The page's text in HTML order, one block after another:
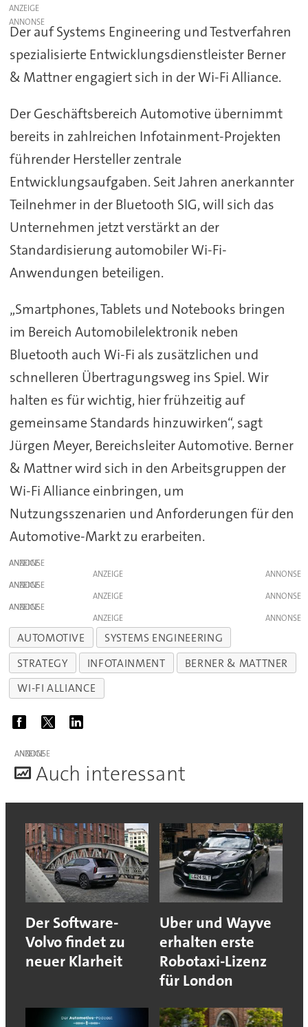
ANZEIGE
Der auf Systems Engineering und Testverfahren
spezialisierte Entwicklungsdienstleister Berner
& Mattner engagiert sich in der Wi-Fi Alliance.
Der Geschäftsbereich Automotive übernimmt
bereits in zahlreichen Infotainment-Projekten
führender Hersteller zentrale
Entwicklungsaufgaben. Seit Jahren anerkannter
Teilnehmer in der Bluetooth SIG, will sich das
Unternehmen jetzt verstärkt an der
Standardisierung automobiler Wi-Fi-
Anwendungen beteiligen.
„Smartphones, Tablets und Notebooks bringen
im Bereich Automobilelektronik neben
Bluetooth auch Wi-Fi als zusätzlichen und
schnelleren Übertragungsweg ins Spiel. Wir
halten es für wichtig, hier frühzeitig auf
gemeinsame Standards hinzuwirken“, sagt
Jürgen Meyer, Bereichsleiter Automotive. Berner
& Mattner wird sich in den Arbeitsgruppen der
Wi-Fi Alliance einbringen, um
Nutzungsszenarien und Anforderungen für den
Automotive-Markt zu erarbeiten.
ANZEIGE
ANZEIGE
ANZEIGE
ANZEIGE
ANZEIGE
ANZEIGE
AUTOMOTIVE
SYSTEMS ENGINEERING
STRATEGY
INFOTAINMENT
BERNER & MATTNER
WI-FI ALLIANCE
ANZEIGE
Auch interessant
Der Software-
Volvo findet zu
neuer Klarheit
Uber und Wayve
erhalten erste
Robotaxi-Lizenz
für London